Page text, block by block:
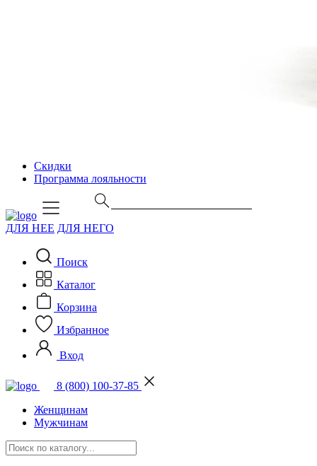
Скидки
Программа лояльности
ДЛЯ НЕЕ ДЛЯ НЕГО
Поиск
Каталог
Корзина
Избранное
Вход
8 (800) 100-37-85
Женщинам
Мужчинам